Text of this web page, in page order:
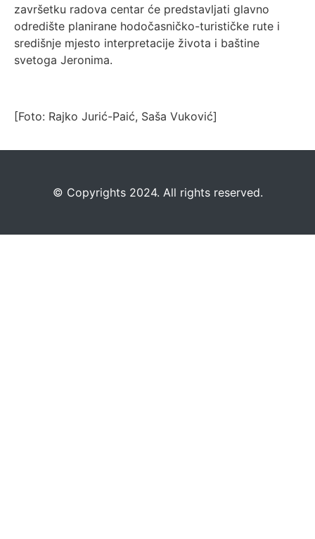
završetku radova centar će predstavljati glavno
odredište planirane hodočasničko-turističke rute i
središnje mjesto interpretacije života i baštine
svetoga Jeronima.
[Foto: Rajko Jurić-Paić, Saša Vuković]
©️ Copyrights 2024. All rights reserved.